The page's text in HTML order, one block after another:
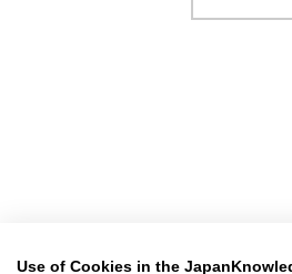
Use of Cookies in the